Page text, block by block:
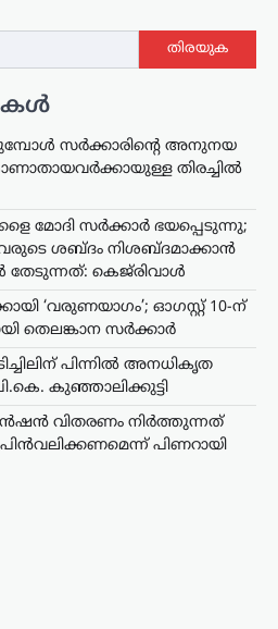
തിരയുക
സർക്കാരിന്റെ അനുനയ
തിരച്ചിൽ
മോദി സർക്കാർ ഭയപ്പെടുന്നു;
ശബ്ദം നിശബ്ദമാക്കാൻ
തേടുന്നത്: കെജ്‌രിവാൾ
‘വരുണയാഗം’; ഓഗസ്റ്റ് 10-ന്
തെലങ്കാന സർക്കാർ
പിന്നിൽ അനധികൃത
കുഞ്ഞാലിക്കുട്ടി
വിതരണം നിർത്തുന്നത്
പിണറായി